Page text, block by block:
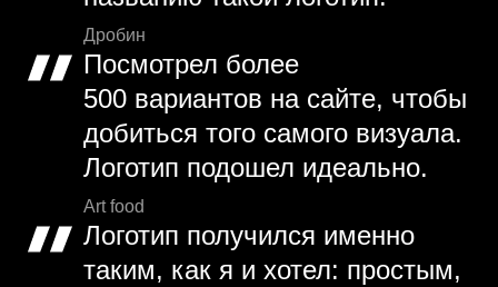
Дробин
Посмотрел более
500 вариантов на сайте, чтобы
добиться того самого визуала.
Логотип подошел идеально.
Art food
Логотип получился именно
таким, как я и хотел: простым,